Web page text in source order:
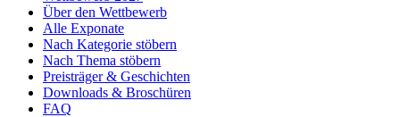
Über den Wettbewerb
Alle Exponate
Nach Kategorie stöbern
Nach Thema stöbern
Preisträger & Geschichten
Downloads & Broschüren
FAQ